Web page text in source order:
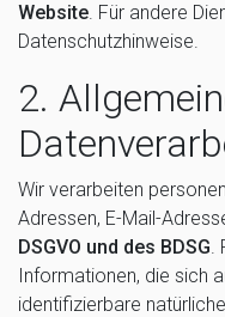
Website. Für andere
Datenschutzhinweise.
2.
Wir verarbeiten
Adressen, E-Mail-
DSGVO und des BDSG.
Informationen, die sich
identifizierbare